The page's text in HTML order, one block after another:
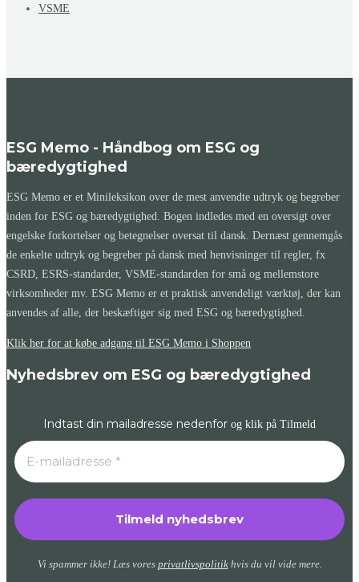
VSME
ESG Memo - Håndbog om ESG og
bæredygtighed
ESG Memo er et Minileksikon over de mest anvendte udtryk og begreber
inden for ESG og bæredygtighed. Bogen indledes med en oversigt over
engelske forkortelser og betegnelser oversat til dansk. Dernæst gennemgås
de enkelte udtryk og begreber på dansk med henvisninger til regler, fx
CSRD, ESRS-standarder, VSME-standarden for små og mellemstore
virksomheder mv. ESG Memo er et praktisk anvendeligt værktøj, der kan
anvendes af alle, der beskæftiger sig med ESG og bæredygtighed.
Klik her for at købe adgang til ESG Memo i Shoppen
Nyhedsbrev om ESG og bæredygtighed
Indtast din mailadresse nedenfor og klik på Tilmeld
Vi spammer ikke! Læs vores privatlivspolitikhvis du vil vide mere.